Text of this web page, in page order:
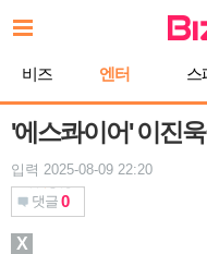
문
비즈 엔터 스
'에스콰이어' 이진
입력 2025-08-09 22:20
댓글 0
X